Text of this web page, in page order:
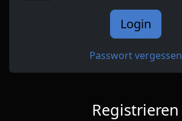
Login
Passwort vergessen
Registrieren